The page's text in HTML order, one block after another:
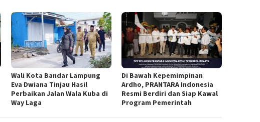
Wali Kota Bandar Lampung
Eva Dwiana Tinjau Hasil
Perbaikan Jalan Wala Kuba di
Way Laga
Di Bawah Kepemimpinan
Ardho, PRANTARA Indonesia
Resmi Berdiri dan Siap Kawal
Program Pemerintah